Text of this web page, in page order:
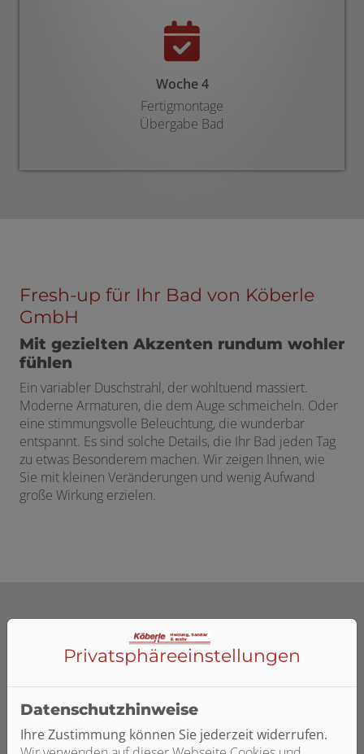
Woche 4
Fertigmontage
Übergabe Bad
Fresh-up für Ihr Bad von Köberle
GmbH
Mit gezielten Akzenten rundum wohler
fühlen
Ein variabler Duschstrahl, der wohltuend massiert.
Moderne Armaturen, die dem Auge schmeicheln. Oder
eine stimmungsvolle Beleuchtung, die wunderbar
entspannt. Es sind solche Details, die Ihr Bad jeden Tag
zu etwas Besonderem machen. Wir zeigen Ihnen, wie
Sie mit kleinen Veränderungen und wenig Aufwand
große Wirkung erzielen.
Privatsphäre­einstellungen
Datenschutzhinweise
Ihre Zustimmung können Sie jederzeit widerrufen.